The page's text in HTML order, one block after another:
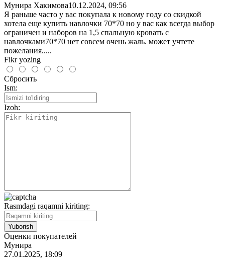
Мунира Хакимова10.12.2024, 09:56
Я раньше часто у вас покупала к новому году со скидкой
хотела еще купить навлочки 70*70 но у вас как всегда выбор
ограничен и наборов на 1,5 спальную кровать с
навлочками70*70 нет совсем очень жаль. может учтете
пожелания.....
Fikr yozing
Сбросить
Ism:
Izoh:
Rasmdagi raqamni kiriting:
Оценки покупателей
Мунира
27.01.2025, 18:09